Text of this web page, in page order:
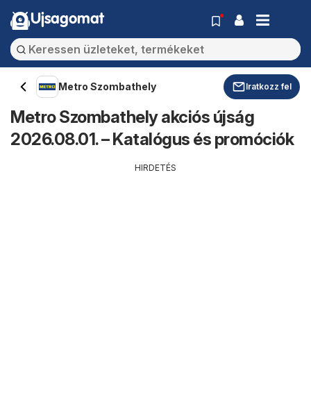
Ujsagomat
Metro Szombathely Iratkozz fel
Metro Szombathely akciós újság
2026.08.01. – Katalógus és promóciók
HIRDETÉS